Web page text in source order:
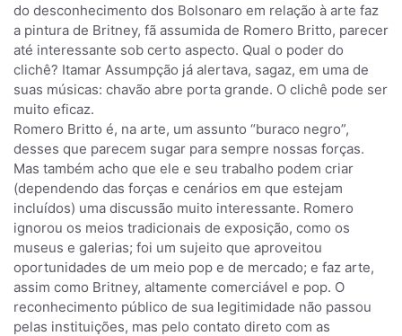
do desconhecimento dos Bolsonaro em relação à arte faz
a pintura de Britney, fã assumida de Romero Britto, parecer
até interessante sob certo aspecto. Qual o poder do
clichê? Itamar Assumpção já alertava, sagaz, em uma de
suas músicas: chavão abre porta grande. O clichê pode ser
muito eficaz.
Romero Britto é, na arte, um assunto “buraco negro”,
desses que parecem sugar para sempre nossas forças.
Mas também acho que ele e seu trabalho podem criar
(dependendo das forças e cenários em que estejam
incluídos) uma discussão muito interessante. Romero
ignorou os meios tradicionais de exposição, como os
museus e galerias; foi um sujeito que aproveitou
oportunidades de um meio pop e de mercado; e faz arte,
assim como Britney, altamente comerciável e pop. O
reconhecimento público de sua legitimidade não passou
pelas instituições, mas pelo contato direto com as